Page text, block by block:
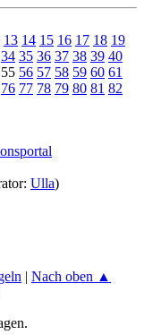
13 14 15 16 17 18 19
34 35 36 37 38 39 40
55 56 57 58 59 60 61
76 77 78 79 80 81 82
Ulla)
| Nach oben ▲